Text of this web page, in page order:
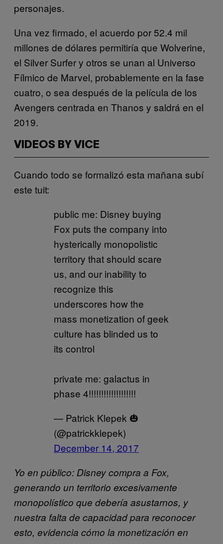
personajes.
Una vez firmado, el acuerdo por 52.4 mil
millones de dólares permitiría que Wolverine,
el Silver Surfer y otros se unan al Universo
Fílmico de Marvel, probablemente en la fase
cuatro, o sea después de la película de los
Avengers centrada en Thanos y saldrá en el
2019.
VIDEOS BY VICE
Cuando todo se formalizó esta mañana subí
este tuit:
public me: Disney buying
Fox puts the company into
hysterically monopolistic
territory that should scare
us, and our inability to
recognize this
underscores how the
mass monetization of geek
culture has blinded us to
its control
private me: galactus in
phase 4!!!!!!!!!!!!!!!!!!!
— Patrick Klepek 🎃
(@patrickklepek)
December 14, 2017
Yo en público: Disney compra a Fox,
generando un territorio excesivamente
monopolístico que debería asustarnos, y
nuestra falta de capacidad para reconocer
esto, evidencia cómo la monetización en